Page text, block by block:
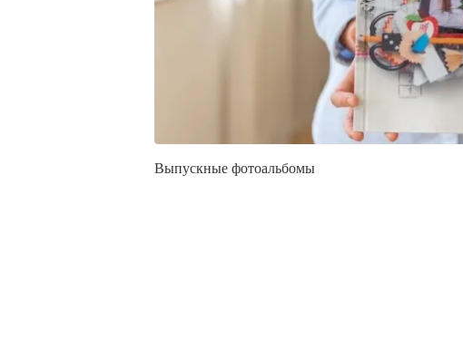
Выпускные фотоальбомы